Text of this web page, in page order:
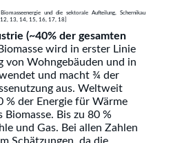
und die sektorale Aufteilung, Schernikau
12, 13, 14, 15, 16, 17, 18]
(~40% der gesamten
wird in erster Linie
von Wohngebäuden und in
und macht ¾ der
aus. Weltweit
% der Energie für Wärme
Bis zu 80 %
und Gas. Bei allen Zahlen